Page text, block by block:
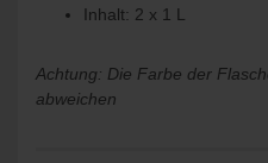
Inhalt: 2 x 1 L
Achtung: Die Farbe der
abweichen